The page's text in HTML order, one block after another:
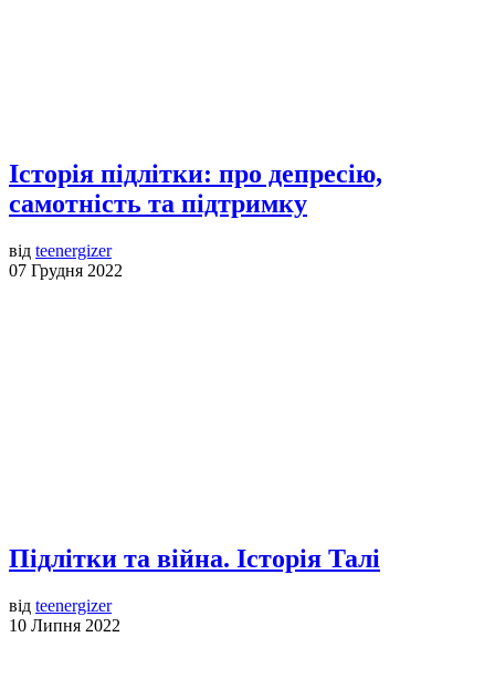
Історія підлітки: про депресію,
самотність та підтримку
від teenergizer
07 Грудня 2022
Підлітки та війна. Історія Талі
від teenergizer
10 Липня 2022